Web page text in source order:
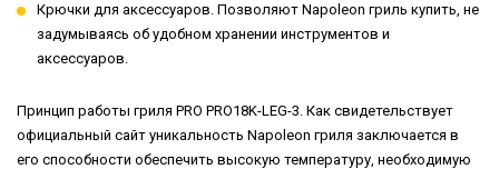
Крючки для аксессуаров. Позволяют Napoleon гриль купить, не
задумываясь об удобном хранении инструментов и
аксессуаров.
Принцип работы гриля PRO PRO18K-LEG-3. Как свидетельствует
официальный сайт уникальность Napoleon гриля заключается в
его способности обеспечить высокую температуру, необходимую